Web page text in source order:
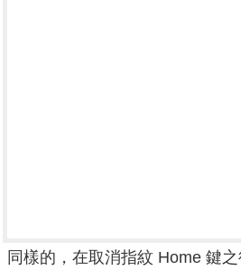
同樣的，在取消指紋 Home 鍵